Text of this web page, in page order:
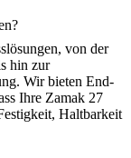
, von der
hin zur
. Wir bieten End-
Ihre Zamak 27
Haltbarkeit